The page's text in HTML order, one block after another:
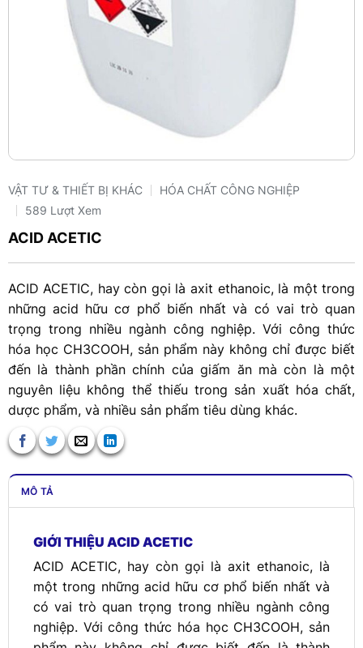
VẬT TƯ & THIẾT BỊ KHÁC
HÓA CHẤT CÔNG NGHIỆP
589 Lượt Xem
ACID ACETIC
ACID ACETIC, hay còn gọi là axit ethanoic, là một trong
những acid hữu cơ phổ biến nhất và có vai trò quan
trọng trong nhiều ngành công nghiệp. Với công thức
hóa học CH3COOH, sản phẩm này không chỉ được biết
đến là thành phần chính của giấm ăn mà còn là một
nguyên liệu không thể thiếu trong sản xuất hóa chất,
dược phẩm, và nhiều sản phẩm tiêu dùng khác.
MÔ TẢ
GIỚI THIỆU ACID ACETIC
ACID ACETIC, hay còn gọi là axit ethanoic, là
một trong những acid hữu cơ phổ biến nhất và
có vai trò quan trọng trong nhiều ngành công
nghiệp. Với công thức hóa học CH3COOH, sản